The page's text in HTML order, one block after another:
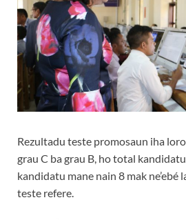
Rezultadu teste promosaun iha
grau C ba grau B, ho total
kandidatu mane nain 8 mak ne’ebé
teste refere.